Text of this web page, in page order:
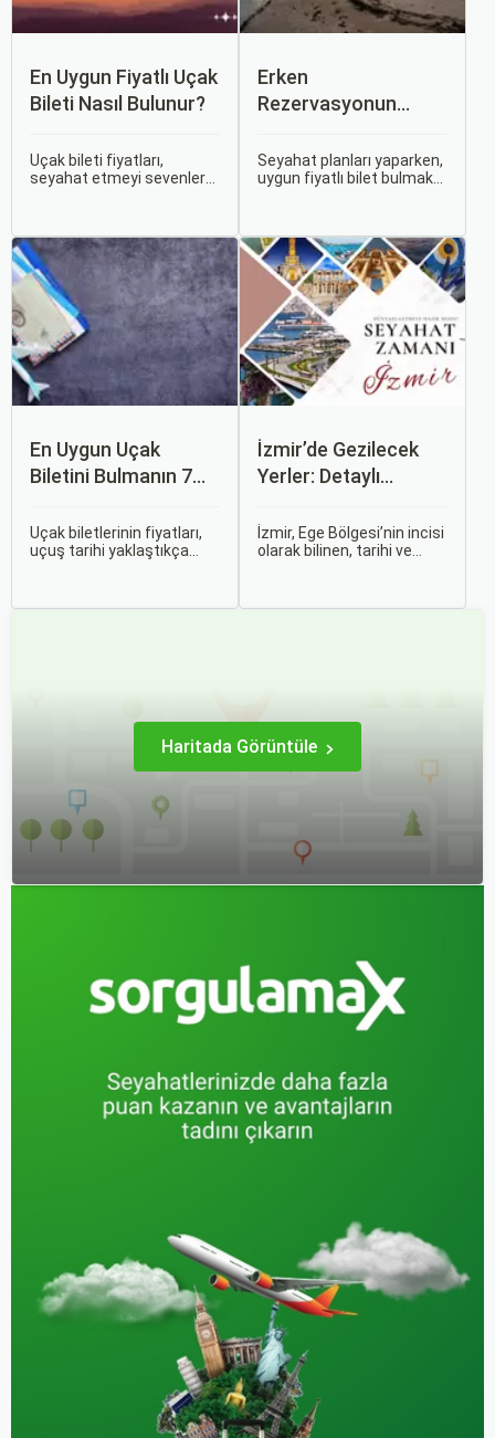
En Uygun Fiyatlı Uçak
Bileti Nasıl Bulunur?
Uçak bileti fiyatları,
seyahat etmeyi sevenler
araştırma ile uygun fiyatlı
uçak bileti bulmak
mümkündür.
Erken
Rezervasyonun
Otobüs Bileti Satın
Alma İpuçları
Seyahat planları yaparken,
uygun fiyatlı bilet bulmak
erken rezervasyon
yapmak, yalnızca
seyahatin maliyetini
azaltmakla kalmaz, aynı
zamanda daha kaliteli bir
seyahat deneyimi
yaşamanızı sağlar.
En Uygun Uçak
Biletini Bulmanın 7
Uçak biletlerinin fiyatları,
uçuş tarihi yaklaştıkça
İzmir’de Gezilecek
Yerler: Detaylı
İzmir, Ege Bölgesi’nin incisi
olarak bilinen, tarihi ve
deneyimler sunmaktadır.
Haritada Görüntüle